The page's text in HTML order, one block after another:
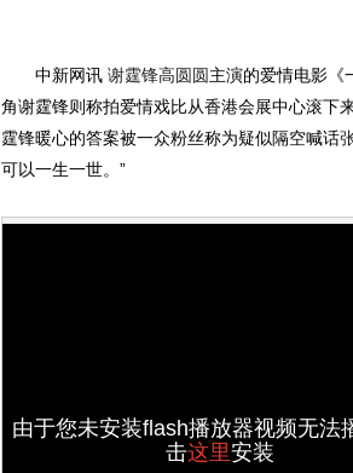
中新网讯 谢霆锋高圆圆主演的爱情电影《
角谢霆锋则称拍爱情戏比从香港会展中心滚下
霆锋暖心的答案被一众粉丝称为疑似隔空喊话
可以一生一世。”
由于您未安装flash播放器视频无法
击这里安装